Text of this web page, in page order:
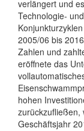
verlängert und
Technologie-
2005/06 bis
Zahlen und
eröffnete das
hohen
zurückzufließen,
Geschäftsjahr